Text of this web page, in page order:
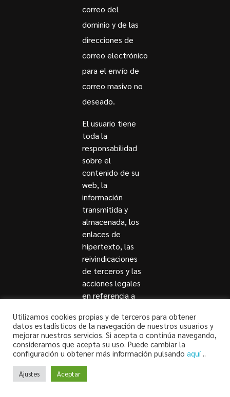
correo del
dominio y de las
direcciones de
correo electrónico
para el envío de
correo masivo no
deseado.
El usuario tiene
toda la
responsabilidad
sobre el
contenido de su
web, la
información
transmitida y
almacenada, los
enlaces de
hipertexto, las
reivindicaciones
de terceros y las
acciones legales
en referencia a
intelectual,
derechos de
terceros y
protección de
menores.
Utilizamos cookies propias y de terceros para obtener
datos estadísticos de la navegación de nuestros usuarios y
mejorar nuestros servicios. Si acepta o continúa navegando,
consideramos que acepta su uso. Puede cambiar la
configuración u obtener más información pulsando aquí ..
Ajustes Aceptar